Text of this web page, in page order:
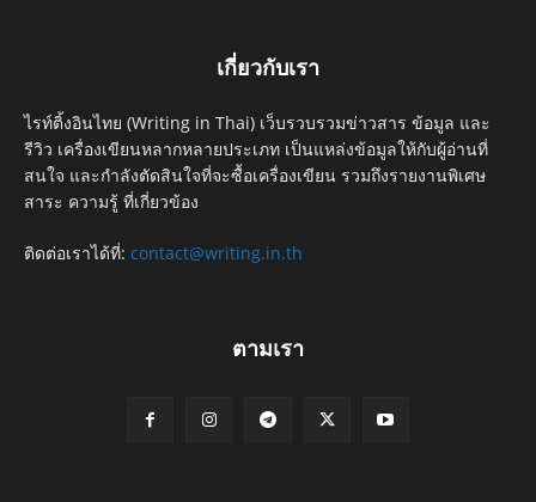
เกี่ยวกับเรา
ไรท์ติ้งอินไทย (Writing in Thai) เว็บรวบรวมข่าวสาร ข้อมูล และ
รีวิว เครื่องเขียนหลากหลายประเภท เป็นแหล่งข้อมูลให้กับผู้อ่านที่
สนใจ และกำลังตัดสินใจที่จะซื้อเครื่องเขียน รวมถึงรายงานพิเศษ
สาระ ความรู้ ที่เกี่ยวข้อง
ติดต่อเราได้ที่: contact@writing.in.th
ตามเรา